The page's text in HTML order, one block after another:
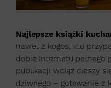
Najlepsze książki
nawet z kogoś, kto
dobie Internetu pełnego
publikacji wciąż cieszy
dziwnego – gotowanie z